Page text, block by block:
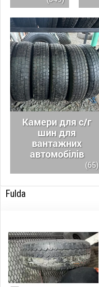
Камери для с/г
шин для
вантажних
автомобілів
(65)
Fulda